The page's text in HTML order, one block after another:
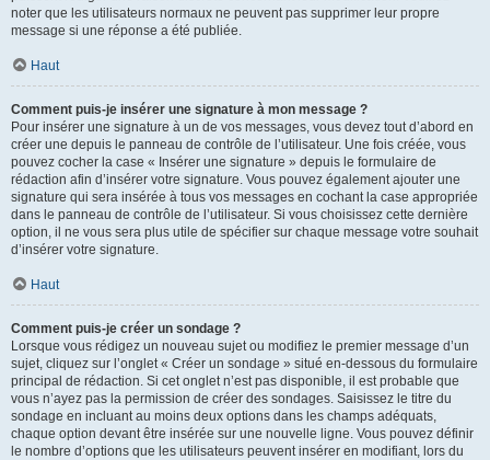
noter que les utilisateurs normaux ne peuvent pas supprimer leur propre
message si une réponse a été publiée.
Haut
Comment puis-je insérer une signature à mon message ?
Pour insérer une signature à un de vos messages, vous devez tout d’abord en
créer une depuis le panneau de contrôle de l’utilisateur. Une fois créée, vous
pouvez cocher la case « Insérer une signature » depuis le formulaire de
rédaction afin d’insérer votre signature. Vous pouvez également ajouter une
signature qui sera insérée à tous vos messages en cochant la case appropriée
dans le panneau de contrôle de l’utilisateur. Si vous choisissez cette dernière
option, il ne vous sera plus utile de spécifier sur chaque message votre souhait
d’insérer votre signature.
Haut
Comment puis-je créer un sondage ?
Lorsque vous rédigez un nouveau sujet ou modifiez le premier message d’un
sujet, cliquez sur l’onglet « Créer un sondage » situé en-dessous du formulaire
principal de rédaction. Si cet onglet n’est pas disponible, il est probable que
vous n’ayez pas la permission de créer des sondages. Saisissez le titre du
sondage en incluant au moins deux options dans les champs adéquats,
chaque option devant être insérée sur une nouvelle ligne. Vous pouvez définir
le nombre d’options que les utilisateurs peuvent insérer en modifiant, lors du